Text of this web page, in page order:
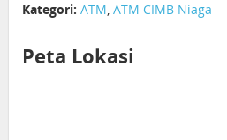
Kategori: ATM, ATM CIMB Niaga
Peta Lokasi